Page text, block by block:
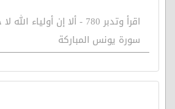
اقرأ وتدبر 780 - ألا إن
سورة يونس المباركة